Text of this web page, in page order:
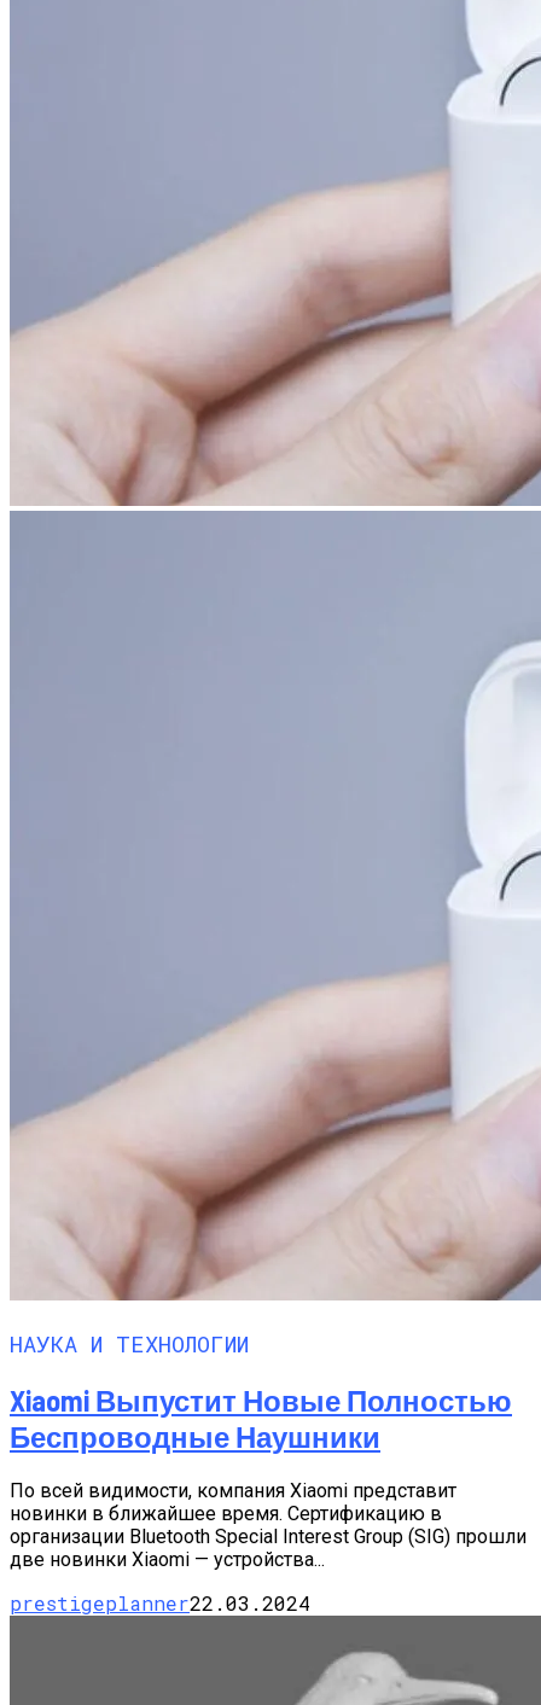
НАУКА И ТЕХНОЛОГИИ
Xiaomi Выпустит Новые Полностью
Беспроводные Наушники
По всей видимости, компания Xiaomi представит
новинки в ближайшее время. Сертификацию в
организации Bluetooth Special Interest Group (SIG) прошли
две новинки Xiaomi — устройства...
prestigeplanner22.03.2024